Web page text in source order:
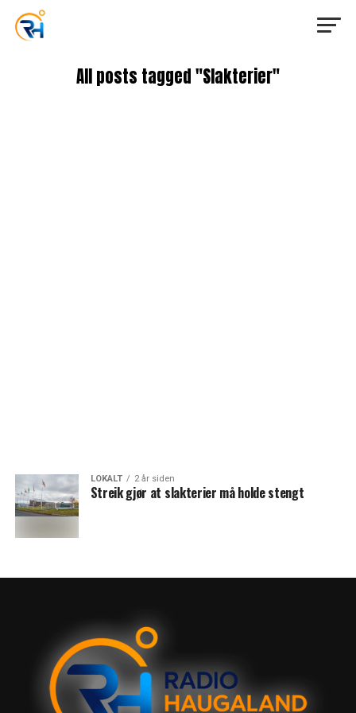
All posts tagged "Slakterier"
LOKALT 2 år siden
Streik gjør at slakterier må holde stengt